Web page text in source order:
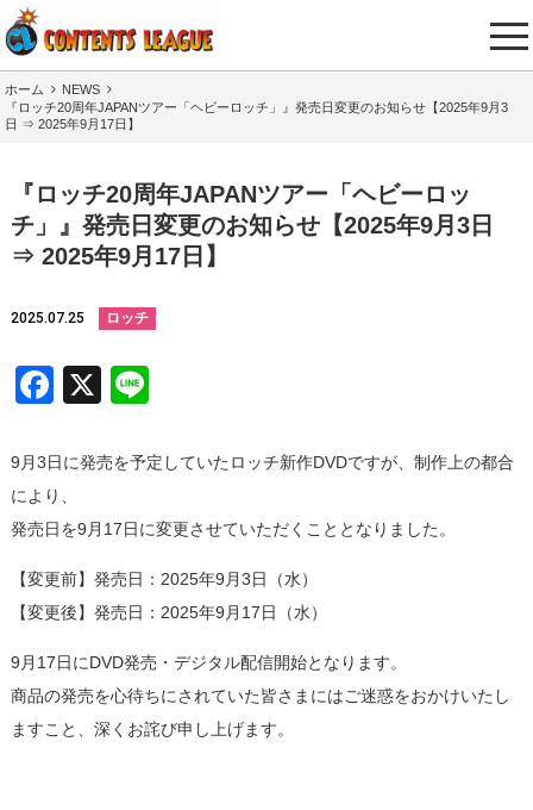
ホーム
NEWS
『ロッチ20周年JAPANツアー「ヘビーロッチ」』発売日変更のお知らせ【2025年9月3
日 ⇒ 2025年9月17日】
『ロッチ20周年JAPANツアー「ヘビーロッ
チ」』発売日変更のお知らせ【2025年9月3日
⇒ 2025年9月17日】
2025.07.25 ロッチ
Facebook
X
9月3日に発売を予定していたロッチ新作DVDですが、制作上の都合
により、
発売日を9月17日に変更させていただくこととなりました。
【変更前】発売日：2025年9月3日（水）
【変更後】発売日：2025年9月17日（水）
9月17日にDVD発売・デジタル配信開始となります。
商品の発売を心待ちにされていた皆さまにはご迷惑をおかけいたし
ますこと、深くお詫び申し上げます。